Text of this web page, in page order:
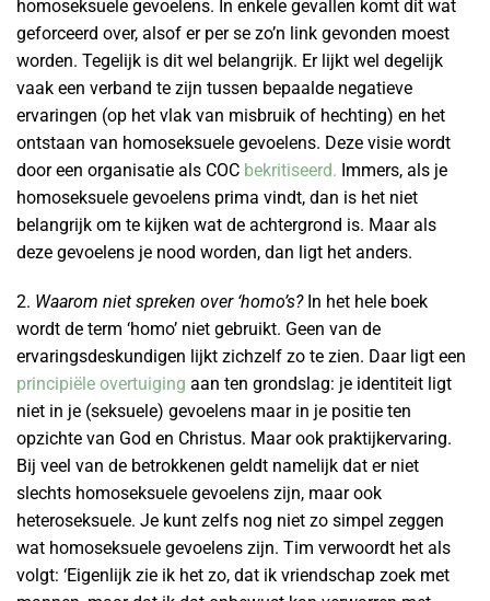
homoseksuele gevoelens. In enkele gevallen komt dit wat
geforceerd over, alsof er per se zo’n link gevonden moest
worden. Tegelijk is dit wel belangrijk. Er lijkt wel degelijk
vaak een verband te zijn tussen bepaalde negatieve
ervaringen (op het vlak van misbruik of hechting) en het
ontstaan van homoseksuele gevoelens. Deze visie wordt
door een organisatie als COC bekritiseerd. Immers, als je
homoseksuele gevoelens prima vindt, dan is het niet
belangrijk om te kijken wat de achtergrond is. Maar als
deze gevoelens je nood worden, dan ligt het anders.
2. Waarom niet spreken over ‘homo’s?In het hele boek
wordt de term ‘homo’ niet gebruikt. Geen van de
ervaringsdeskundigen lijkt zichzelf zo te zien. Daar ligt een
principiële overtuiging aan ten grondslag: je identiteit ligt
niet in je (seksuele) gevoelens maar in je positie ten
opzichte van God en Christus. Maar ook praktijkervaring.
Bij veel van de betrokkenen geldt namelijk dat er niet
slechts homoseksuele gevoelens zijn, maar ook
heteroseksuele. Je kunt zelfs nog niet zo simpel zeggen
wat homoseksuele gevoelens zijn. Tim verwoordt het als
volgt: ‘Eigenlijk zie ik het zo, dat ik vriendschap zoek met